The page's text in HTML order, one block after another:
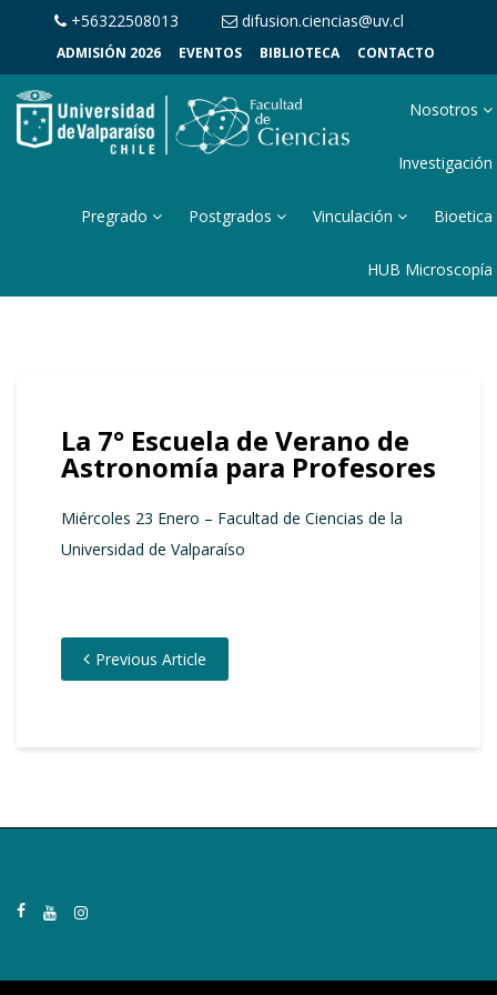
+56322508013 difusion.ciencias@uv.cl
ADMISIÓN 2026 EVENTOS BIBLIOTECA CONTACTO
Nosotros
Investigación
Pregrado Postgrados Vinculación Bioetica
HUB Microscopía
La 7° Escuela de Verano de
Astronomía para Profesores
Miércoles 23 Enero – Facultad de Ciencias de la
Universidad de Valparaíso
Previous Article